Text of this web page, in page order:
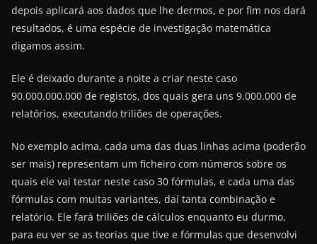
depois aplicará aos dados que lhe dermos, e por fim nos dará
resultados, é uma espécie de investigação matemática
digamos assim.
Ele é deixado durante a noite a criar neste caso
90.000.000.000 de registos, dos quais gera uns 9.000.000 de
relatórios, executando triliões de operações.
No exemplo acima, cada uma das duas linhas acima (poderão
ser mais) representam um ficheiro com números sobre os
quais ele vai testar neste caso 30 fórmulas, e cada uma das
fórmulas com muitas variantes, daí tanta combinação e
relatório. Ele fará triliões de cálculos enquanto eu durmo,
para eu ver se as teorias que tive e fórmulas que desenvolvi